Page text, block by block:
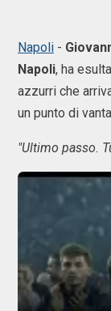
Napoli -
Napoli, ha
azzurri che
un punto di
"Ultimo passo.